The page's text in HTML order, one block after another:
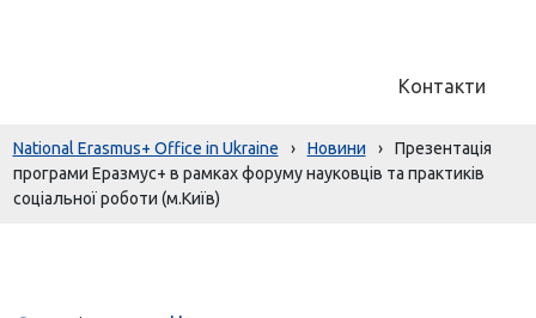
Контакти
National Erasmus+ Office in Ukraine › Новини ›
Презентація
програми Еразмус+ в рамках форуму науковців та практиків
соціальної роботи (м.Київ)